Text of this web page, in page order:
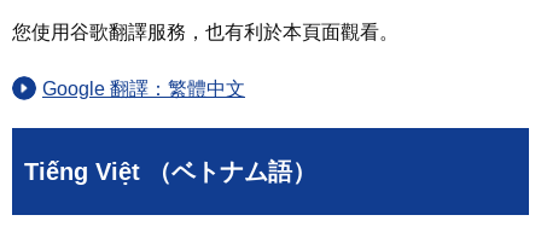
您使用谷歌翻譯服務，也有利於本頁面觀看。
Google 翻譯：繁體中文
Tiếng Việt （ベトナム語）